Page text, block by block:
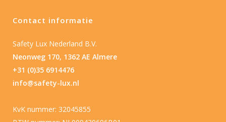
Contact informatie
Safety Lux Nederland B.V.
Neonweg 170, 1362 AE Almere
+31 (0)35 6914476
info@safety-lux.nl
KvK nummer: 32045855